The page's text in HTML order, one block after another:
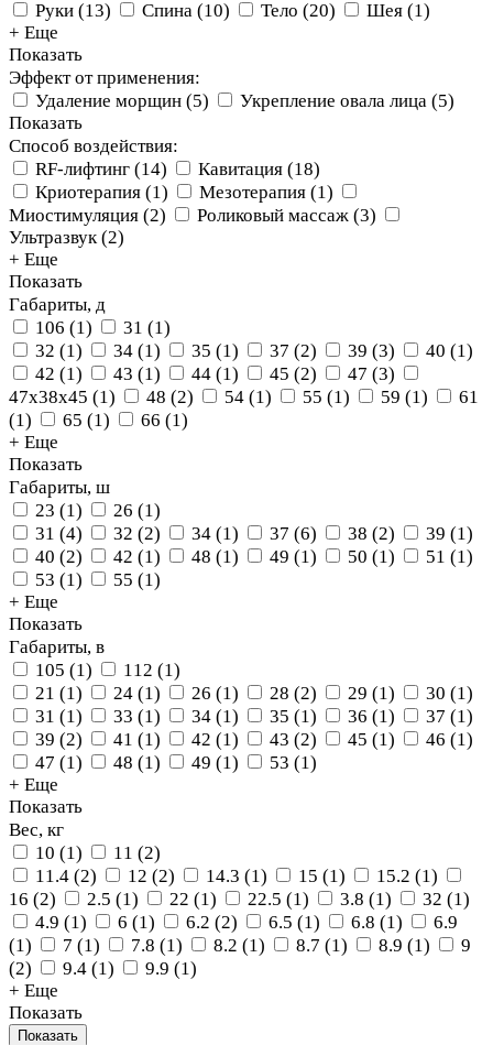
Руки (13) Спина (10) Тело (20) Шея (1)
+ Еще
Показать
Эффект от применения:
Удаление морщин (5) Укрепление овала лица (5)
Показать
Способ воздействия:
RF-лифтинг (14) Кавитация (18)
Криотерапия (1) Мезотерапия (1)
Миостимуляция (2) Роликовый массаж (3)
Ультразвук(2)
+ Еще
Показать
Габариты, д
106 (1) 31 (1)
32 (1) 34 (1) 35 (1) 37 (2) 39 (3) 40 (1)
42 (1) 43 (1) 44 (1) 45 (2) 47 (3)
47х38х45 (1) 48 (2) 54 (1) 55 (1) 59 (1)
61
(1) 65 (1) 66 (1)
+ Еще
Показать
Габариты, ш
23 (1) 26 (1)
31 (4) 32 (2) 34 (1) 37 (6) 38 (2) 39 (1)
40 (2) 42 (1) 48 (1) 49 (1) 50 (1) 51 (1)
53 (1) 55 (1)
+ Еще
Показать
Габариты, в
105 (1) 112 (1)
21 (1) 24 (1) 26 (1) 28 (2) 29 (1) 30 (1)
31 (1) 33 (1) 34 (1) 35 (1) 36 (1) 37 (1)
39 (2) 41 (1) 42 (1) 43 (2) 45 (1) 46 (1)
47 (1) 48 (1) 49 (1) 53 (1)
+ Еще
Показать
Вес, кг
10 (1) 11 (2)
11.4 (2) 12 (2) 14.3 (1) 15 (1) 15.2 (1)
16 (2) 2.5 (1) 22 (1) 22.5 (1) 3.8 (1) 32 (1)
4.9 (1) 6 (1) 6.2 (2) 6.5 (1) 6.8 (1)
6.9
(1) 7 (1) 7.8 (1) 8.2 (1) 8.7 (1) 8.9 (1)
9
(2) 9.4 (1) 9.9 (1)
+ Еще
Показать
Показать